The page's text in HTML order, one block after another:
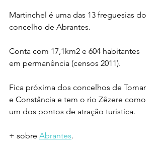
Martinchel é uma das 13 freguesias do
concelho de Abrantes.
Conta com 17,1km2 e 604 habitantes
em permanência (censos 2011).
Fica próxima dos concelhos de Tomar
e Constância e tem o rio Zêzere como
um dos pontos de atração turística.
+ sobre Abrantes.